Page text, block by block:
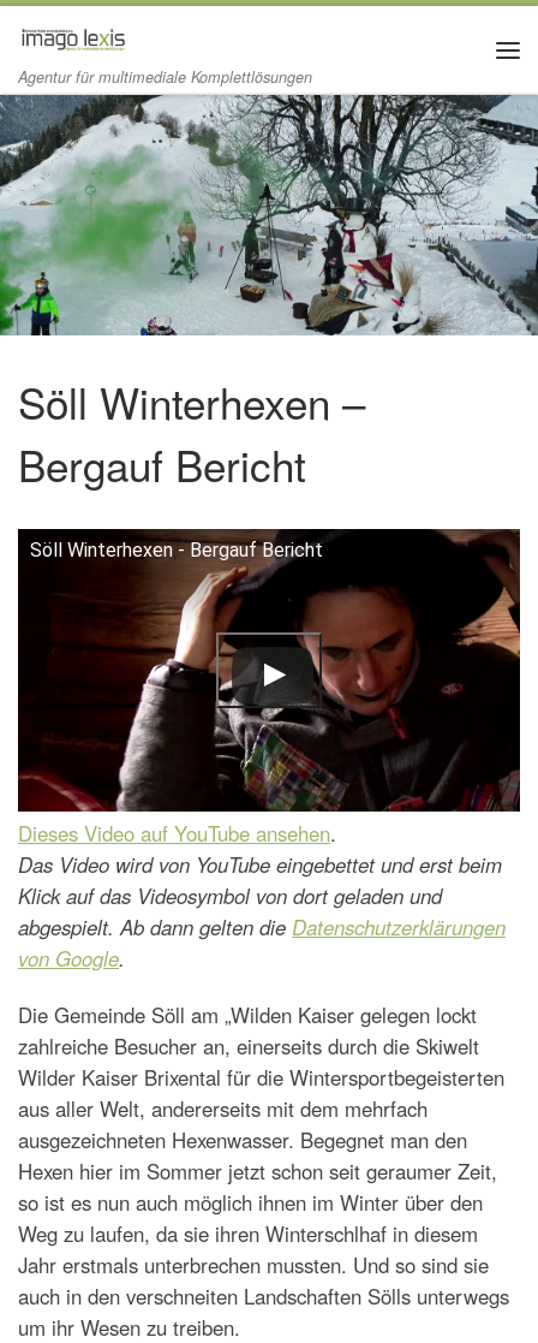
Zum Inhalt springen
Agentur für multimediale Komplettlösungen
Söll Winterhexen –
Bergauf Bericht
Söll Winterhexen - Bergauf Bericht
Dieses Video auf YouTube ansehen.
Das Video wird von YouTube eingebettet und erst beim
Klick auf das Videosymbol von dort geladen und
abgespielt. Ab dann gelten die Datenschutzerklärungen
von Google.
Die Gemeinde Söll am „Wilden Kaiser gelegen lockt
zahlreiche Besucher an, einerseits durch die Skiwelt
Wilder Kaiser Brixental für die Wintersportbegeisterten
aus aller Welt, andererseits mit dem mehrfach
ausgezeichneten Hexenwasser. Begegnet man den
Hexen hier im Sommer jetzt schon seit geraumer Zeit,
so ist es nun auch möglich ihnen im Winter über den
Weg zu laufen, da sie ihren Winterschlhaf in diesem
Jahr erstmals unterbrechen mussten. Und so sind sie
auch in den verschneiten Landschaften Sölls unterwegs
um ihr Wesen zu treiben.